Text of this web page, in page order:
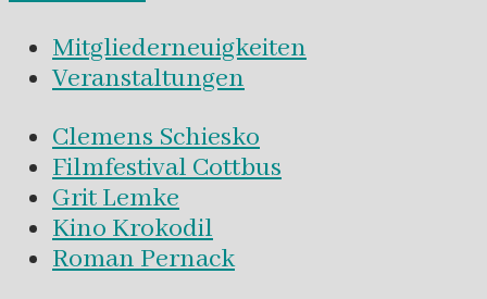
Mitgliederneuigkeiten
Veranstaltungen
Clemens Schiesko
Filmfestival Cottbus
Grit Lemke
Kino Krokodil
Roman Pernack